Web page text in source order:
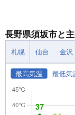
長野県須坂市と
札幌 仙台 金沢
最高気温 最低気